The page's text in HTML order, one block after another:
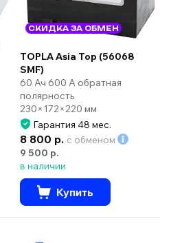
СКИДКА ЗА ОБМЕН
TOPLA Asia Top (56068
SMF)
60 Ач 600 А обратная
полярность
230×172×220 мм
Гарантия 48 мес.
8 800 р. с обменом
9 500 р.
в наличии
Купить